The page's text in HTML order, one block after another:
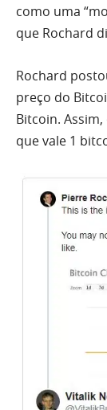
como uma
que Rochard
Rochard
preço do
Bitcoin.
que vale 1